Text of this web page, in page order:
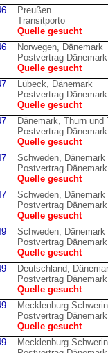
Preußen
Transitporto
Quelle gesucht
Norwegen, Dänemark
Postvertrag
Quelle gesucht
Lübeck, Dänemark
Postvertrag
Quelle gesucht
Dänemark, Thurn und
Postvertrag
Quelle gesucht
Schweden, Dänemark
Postvertrag
Quelle gesucht
Schweden, Dänemark
Postvertrag
Quelle gesucht
Schweden, Dänemark
Postvertrag
Quelle gesucht
Deutschland,
Postvertrag
Quelle gesucht
Mecklenburg
Postvertrag
Quelle gesucht
Mecklenburg